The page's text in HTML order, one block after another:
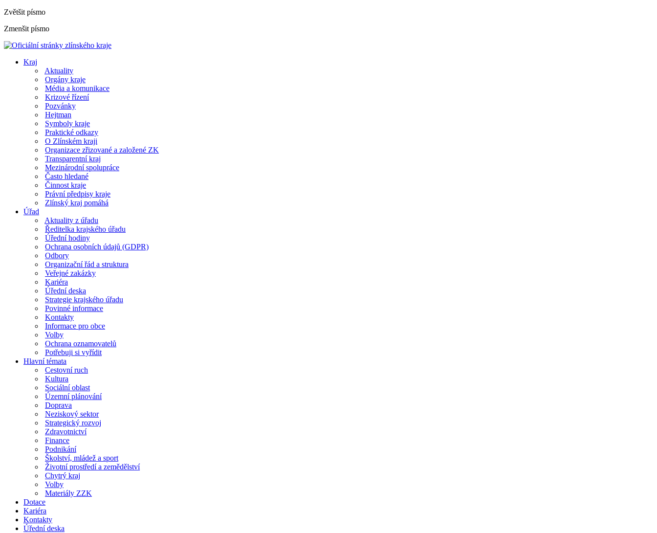
Zvětšit písmo
Zmenšit písmo
Kraj
Aktuality
Orgány kraje
Média a komunikace
Krizové řízení
Pozvánky
Hejtman
Symboly kraje
Praktické odkazy
O Zlínském kraji
Organizace zřizované a založené ZK
Transparentní kraj
Mezinárodní spolupráce
Často hledané
Činnost kraje
Právní předpisy kraje
Zlínský kraj pomáhá
Úřad
Aktuality z úřadu
Ředitelka krajského úřadu
Úřední hodiny
Ochrana osobních údajů (GDPR)
Odbory
Organizační řád a struktura
Veřejné zakázky
Kariéra
Úřední deska
Strategie krajského úřadu
Povinné informace
Kontakty
Informace pro obce
Volby
Ochrana oznamovatelů
Potřebuji si vyřídit
Hlavní témata
Cestovní ruch
Kultura
Sociální oblast
Územní plánování
Doprava
Neziskový sektor
Strategický rozvoj
Zdravotnictví
Finance
Podnikání
Školství, mládež a sport
Životní prostředí a zemědělství
Chytrý kraj
Volby
Materiály ZZK
Dotace
Kariéra
Kontakty
Úřední deska